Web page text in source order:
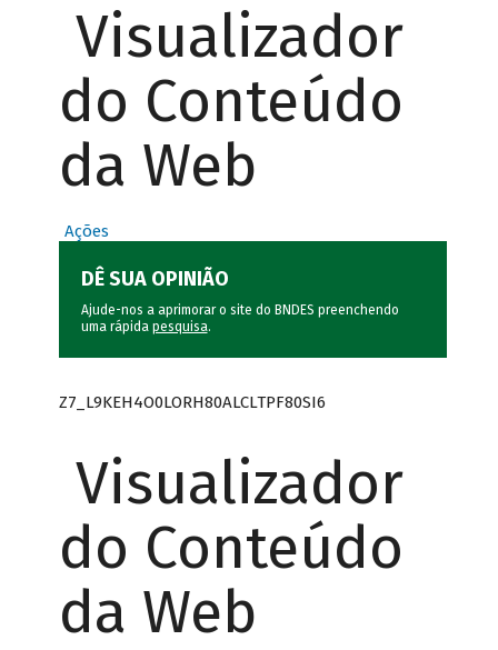
Visualizador
do Conteúdo
da Web
Ações
DÊ SUA OPINIÃO
Ajude-nos a aprimorar o site do BNDES preenchendo
uma rápida pesquisa.
Z7_L9KEH4O0LORH80ALCLTPF80SI6
Visualizador
do Conteúdo
da Web